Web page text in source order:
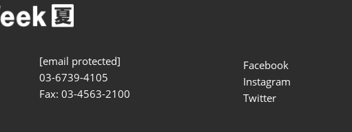
[email protected]
03-6739-4105
Fax: 03-4563-2100
Facebook
Instagram
Twitter